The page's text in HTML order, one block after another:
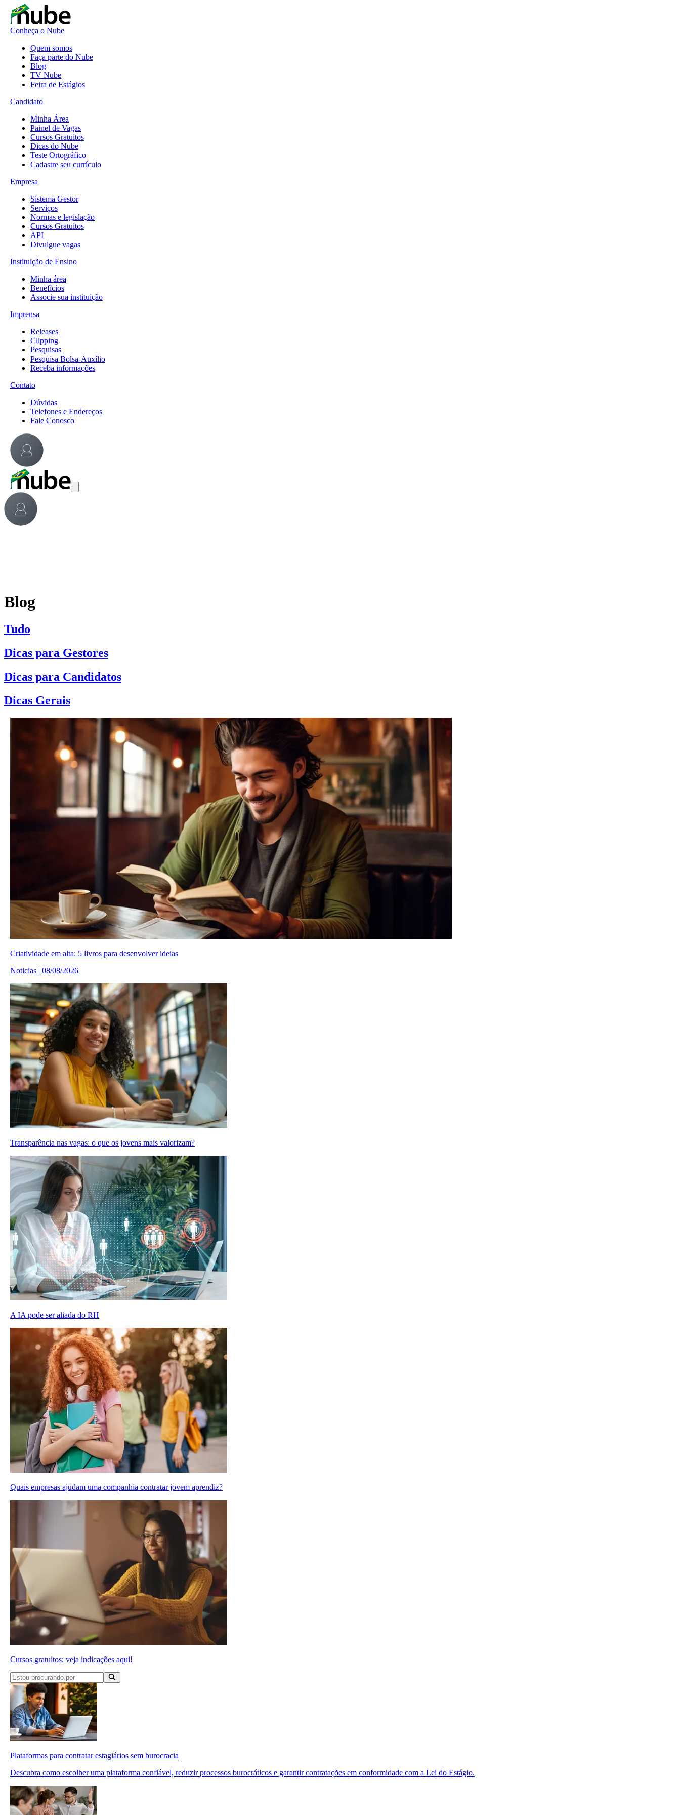
Conheça o Nube
Quem somos
Faça parte do Nube
Blog
TV Nube
Feira de Estágios
Candidato
Minha Área
Painel de Vagas
Cursos Gratuitos
Dicas do Nube
Teste Ortográfico
Cadastre seu currículo
Empresa
Sistema Gestor
Serviços
Normas e legislação
Cursos Gratuitos
API
Divulgue vagas
Instituição de Ensino
Minha área
Benefícios
Associe sua instituição
Imprensa
Releases
Clipping
Pesquisas
Pesquisa Bolsa-Auxílio
Receba informações
Contato
Dúvidas
Telefones e Endereços
Fale Conosco
Blog
Tudo
Dicas para Gestores
Dicas para Candidatos
Dicas Gerais
Criatividade em alta: 5 livros para desenvolver ideias
Noticias | 08/08/2026
Transparência nas vagas: o que os jovens mais valorizam?
A IA pode ser aliada do RH
Quais empresas ajudam uma companhia contratar jovem aprendiz?
Cursos gratuitos: veja indicações aqui!
Plataformas para contratar estagiários sem burocracia
Descubra como escolher uma plataforma confiável, reduzir processos burocráticos e garantir contratações em conformidade com a Lei do Estágio.